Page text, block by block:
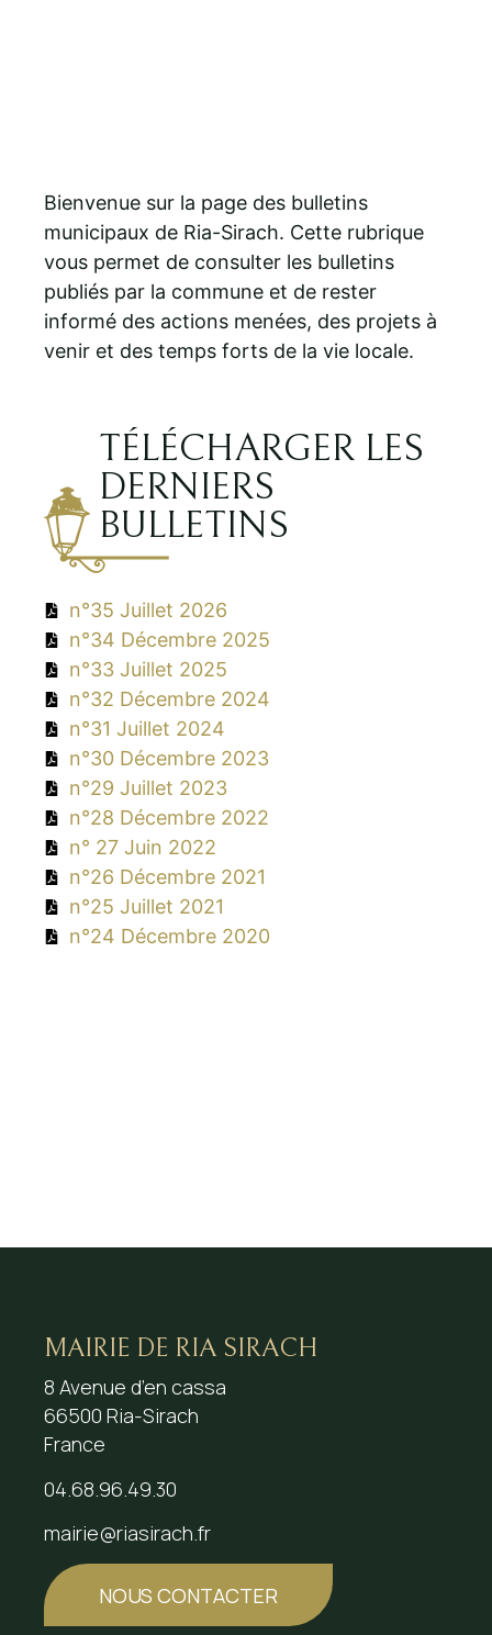
Bienvenue sur la page des bulletins
municipaux de Ria-Sirach. Cette rubrique
vous permet de consulter les bulletins
publiés par la commune et de rester
informé des actions menées, des projets à
venir et des temps forts de la vie locale.
TÉLÉCHARGER LES
DERNIERS
BULLETINS
n°35 Juillet 2026
n°34 Décembre 2025
n°33 Juillet 2025
n°32 Décembre 2024
n°31 Juillet 2024
n°30 Décembre 2023
n°29 Juillet 2023
n°28 Décembre 2022
n° 27 Juin 2022
n°26 Décembre 2021
n°25 Juillet 2021
n°24 Décembre 2020
MAIRIE DE RIA SIRACH
8 Avenue d’en cassa
66500 Ria-Sirach
France
04.68.96.49.30
mairie@riasirach.fr
NOUS CONTACTER